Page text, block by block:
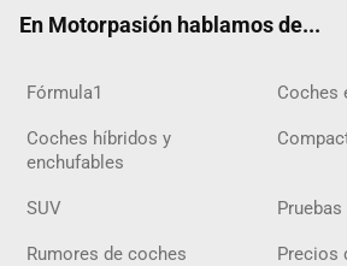
En Motorpasión hablamos de...
Fórmula1 Coches
Coches híbridos y
enchufables
SUV
Rumores de coches Precios